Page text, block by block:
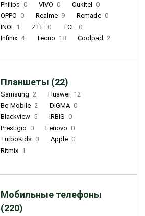
Philips 0 VIVO 0 Oukitel
0
OPPO 0 Realme 9 Remade 0
INOI 1 ZTE 0 TCL 0
Infinix 4 Tecno 18 Coolpad 2
Планшеты (22)
Samsung 2 Huawei 12
Bq Mobile 2 DIGMA 0
Blackview 5 IRBIS 0
Prestigio 0 Lenovo 0
TurboKids 0 Apple 0
Ritmix 1
Мобильные телефоны
(220)